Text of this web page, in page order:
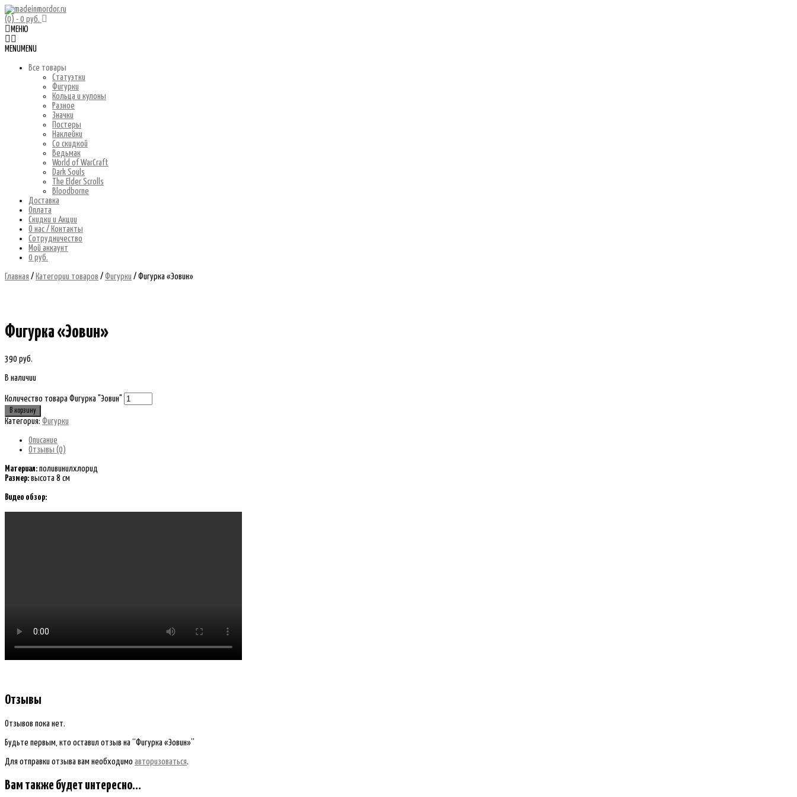
(0) - 0 руб.
МЕНЮ
MENU MENU
Все товары
Статуэтки
Фигурки
Кольца и кулоны
Разное
Значки
Постеры
Наклейки
Со скидкой
Ведьмак
World of WarCraft
Dark Souls
The Elder Scrolls
Bloodborne
Доставка
Оплата
Скидки и Акции
О нас / Контакты
Сотрудничество
Мой аккаунт
0 руб.
Главная / Категории товаров / Фигурки / Фигурка «Эовин»
Фигурка «Эовин»
390 руб.
В наличии
Количество товара Фигурка "Эовин"
В корзину
Категория: Фигурки
Описание
Отзывы (0)
Материал: поливинилхлорид
Размер: высота 8 см
Видео обзор:
Отзывы
Отзывов пока нет.
Будьте первым, кто оставил отзыв на “Фигурка «Эовин»”
Для отправки отзыва вам необходимо авторизоваться.
Вам также будет интересно…